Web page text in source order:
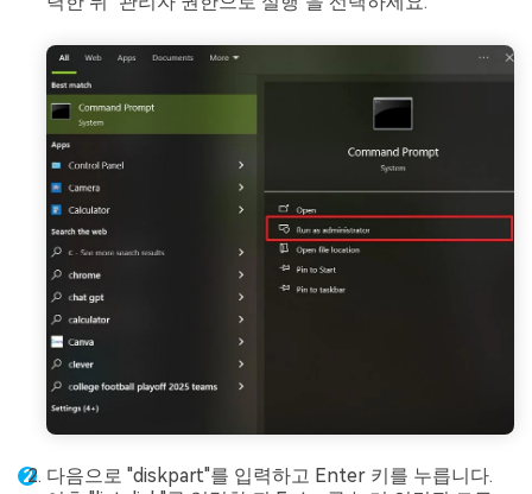
다음으로 "diskpart"를 입력하고 Enter 키를 누릅니다.